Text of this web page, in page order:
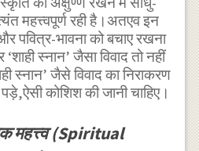
महत्त्वपूर्ण रही है।अतएव इन
पवित्र-भावना को बचाए रखना
स्नान’ जैसा विवाद तो नहीं
स्नान’ जैसे विवाद का निराकरण
कोशिश की जानी चाहिए।
महत्त्व (Spiritual